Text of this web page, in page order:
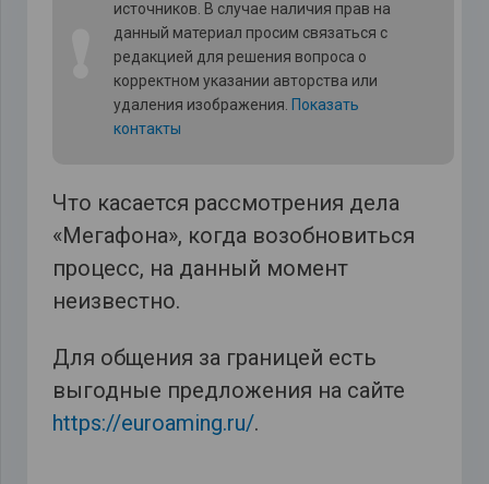
источников. В случае наличия прав на
данный материал просим связаться с
редакцией для решения вопроса о
корректном указании авторства или
удаления изображения. Показать
контакты
Что касается рассмотрения дела
«Мегафона», когда возобновиться
процесс, на данный момент
неизвестно.
Для общения за границей есть
выгодные предложения на сайте
https://euroaming.ru/.